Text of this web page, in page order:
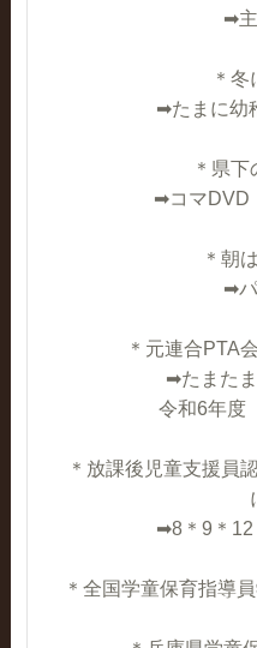
➡主
＊冬
➡たまに幼
＊県下
➡コマDVD
＊朝
➡パ
＊元連合PTA
➡たまたま
令和6年度
＊放課後児童支援員
➡8＊9＊12
＊全国学童保育指導